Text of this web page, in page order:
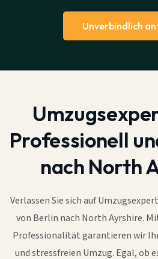
Unverbindlich
Professionell
nach North
Verlassen Sie sich auf
von Berlin nach North Ayrshire.
Professionalität garantieren wir
und stressfreien Umzug. Egal, ob